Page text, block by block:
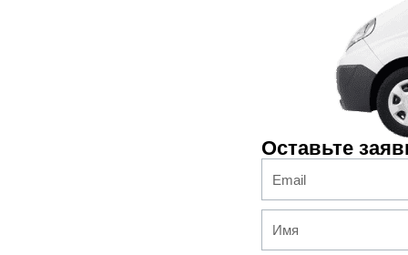
Оставьте